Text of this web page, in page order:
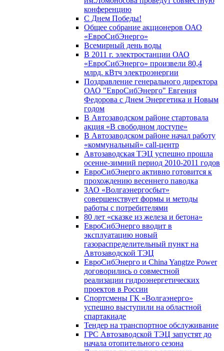
конференцию
С Днем Победы!
Общее собрание акционеров ОАО
«ЕвроСибЭнерго»
Всемирный день воды
В 2011 г. электростанции ОАО
«ЕвроСибЭнерго» произвели 80,4
млрд. кВтч электроэнергии
Поздравление генерального директора
ОАО "ЕвроСибЭнерго" Евгения
Федорова с Днем Энергетика и Новым
годом
В Автозаводском районе стартовала
акция «В свободном доступе»
В Автозаводском районе начал работу
«коммунальный» call-центр
Автозаводская ТЭЦ успешно прошла
осенне-зимний период 2010-2011 годов
ЕвроСибЭнерго активно готовится к
прохождению весеннего паводка
ЗАО «Волгаэнергосбыт»
совершенствует формы и методы
работы с потребителями
80 лет «сказке из железа и бетона»
ЕвроСибЭнерго вводит в
эксплуатацию новый
газораспределительный пункт на
Автозаводской ТЭЦ
ЕвроСибЭнерго и China Yangtze Power
договорились о совместной
реализации гидроэнергетических
проектов в России
Спортсмены ГК «Волгаэнерго»
успешно выступили на областной
спартакиаде
Тендер на транспортное обслуживание
ГРС Автозаводской ТЭЦ запустят до
начала отопительного сезона